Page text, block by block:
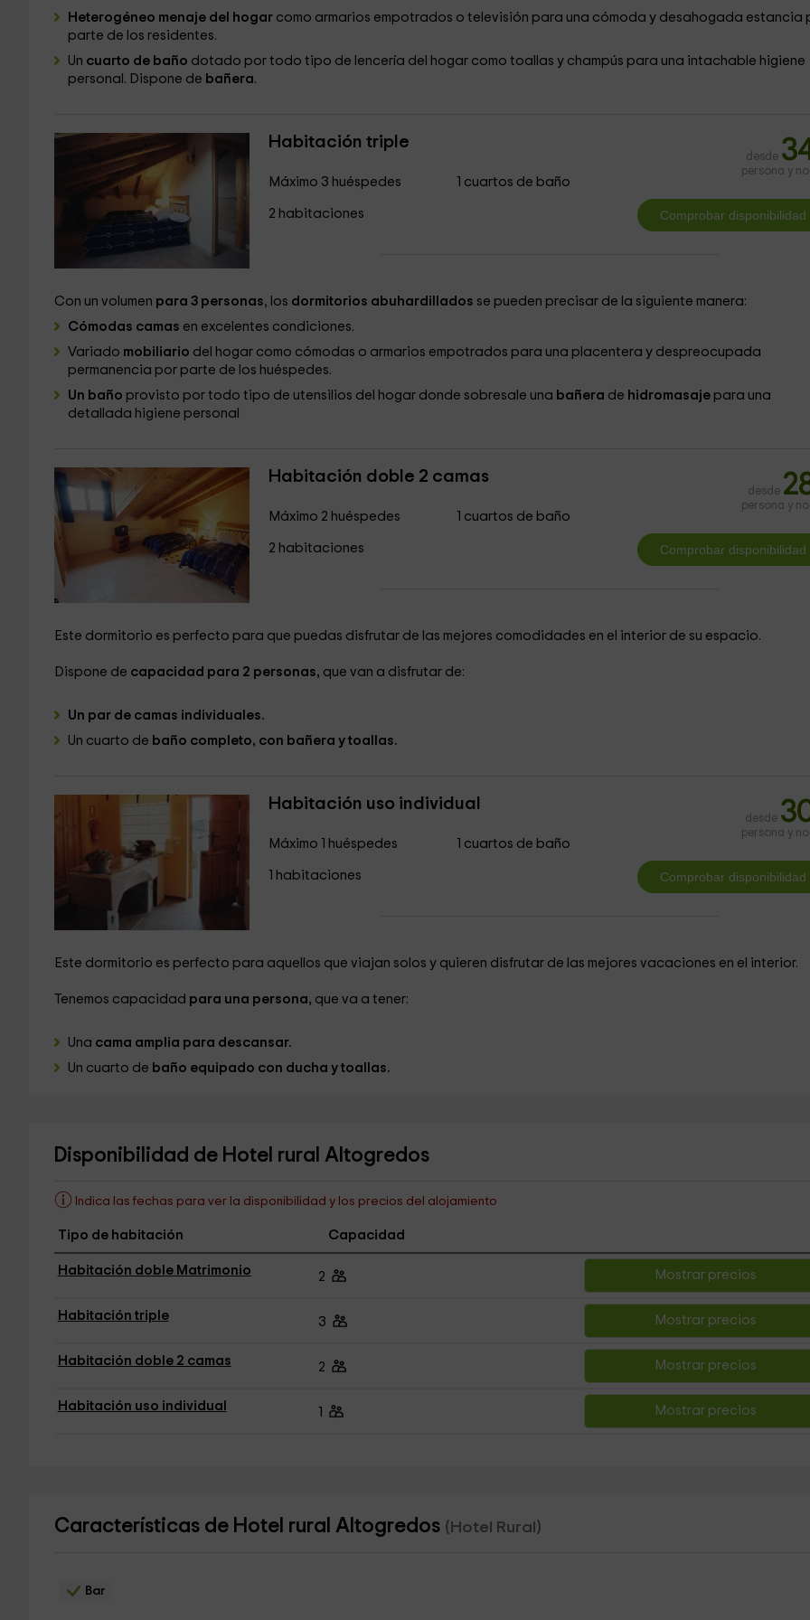
Heterogéneo menaje del hogarcomo armarios empotrados o televisión para una cómoda y desahogada estancia
parte de los residentes.
Un cuarto de baño dotado por todo tipo de lencería del hogar como toallas y champús para una intachable higiene
personal. Dispone de bañera.
Habitación triple
Máximo 3 huéspedes
2 habitaciones
1 cuartos de baño
desde
persona y
Con un volumen para 3 personas, los dormitorios abuhardillados se pueden precisar de la siguiente manera:
Cómodas camas en excelentes condiciones.
Variado mobiliario del hogar como cómodas o armarios empotrados para una placentera y despreocupada
permanencia por parte de los huéspedes.
Un baño provisto por todo tipo de utensilios del hogar donde sobresale una bañera de hidromasaje para una
detallada higiene personal
Habitación doble 2 camas
Máximo 2 huéspedes
2 habitaciones
1 cuartos de baño
desde
persona y
Este dormitorio es perfecto para que puedas disfrutar de las mejores comodidades en el interior de su espacio.
Dispone de capacidad para 2 personas, que van a disfrutar de:
Un par de camas individuales.
Un cuarto de baño completo, con bañera y toallas.
Habitación uso individual
Máximo 1 huéspedes
1 habitaciones
1 cuartos de baño
desde
persona y
Este dormitorio es perfecto para aquellos que viajan solos y quieren disfrutar de las mejores vacaciones en el interior.
Tenemos capacidad para una persona, que va a tener:
Una cama amplia para descansar.
Un cuarto de baño equipado con ducha y toallas.
Disponibilidad de Hotel rural Altogredos
Indica las fechas para ver la disponibilidad y los precios del alojamiento
Tipo de habitación Capacidad
Habitación doble Matrimonio 2 Mostrar precios
Habitación triple 3 Mostrar precios
Habitación doble 2 camas 2 Mostrar precios
Habitación uso individual 1 Mostrar precios
Características de Hotel rural Altogredos (Hotel Rural)
Bar